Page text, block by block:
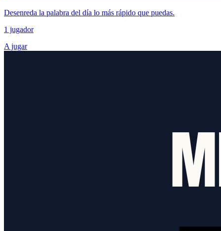
Desenreda la palabra del día lo más rápido que puedas.
1 jugador
A jugar